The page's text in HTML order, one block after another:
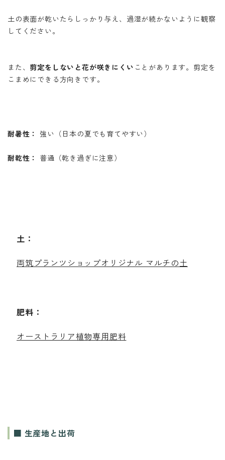
土の表面が乾いたらしっかり与え、過湿が続かないように観察
してください。
また、 剪定をしないと花が咲きにくい ことがあります。剪定を
こまめにできる方向きです。
耐暑性： 強い（日本の夏でも育てやすい）
耐乾性： 普通（乾き過ぎに注意）
土：
両筑プランツショップオリジナル マルチの土
肥料：
オーストラリア植物専用肥料
■ 生産地と出荷